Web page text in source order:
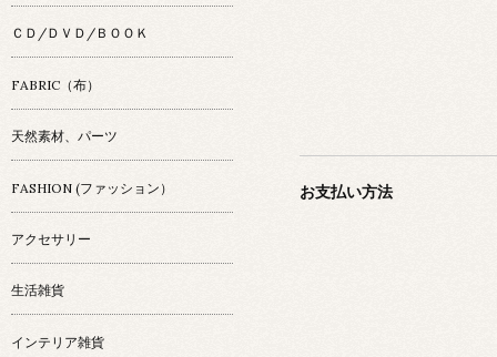
お支払い方法
ＣＤ/ＤＶＤ/ＢＯＯＫ
FABRIC（布）
天然素材、パーツ
FASHION (ファッション）
アクセサリー
生活雑貨
インテリア雑貨